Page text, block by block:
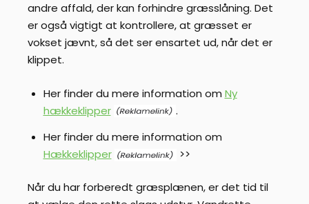
andre affald, der kan forhindre græsslåning. Det
er også vigtigt at kontrollere, at græsset er
vokset jævnt, så det ser ensartet ud, når det er
klippet.
Her finder du mere information om Ny
hækkeklipper
.
Her finder du mere information om
Hækkeklipper
>>
Når du har forberedt græsplænen, er det tid til